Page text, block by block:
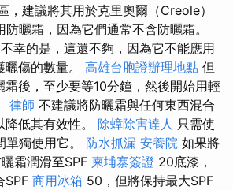
，建議將其用於克里奧爾（Creole）
防曬霜，因為它們通常不含防曬霜。
不幸的是，這還不夠，因為它不能應用
傷的數量。 高雄台胞證辦理地點 但
霜後，至少要等10分鐘，然後開始用輕
律師 不建議將防曬霜與任何東西混合
低其有效性。 除蟑除害達人 只需使
單獨使用它。 防水抓漏 安養院 如果將
霜潤滑至SPF 柬埔寨簽證 20底漆，
SPF 商用冰箱 50，但將保持最大SPF